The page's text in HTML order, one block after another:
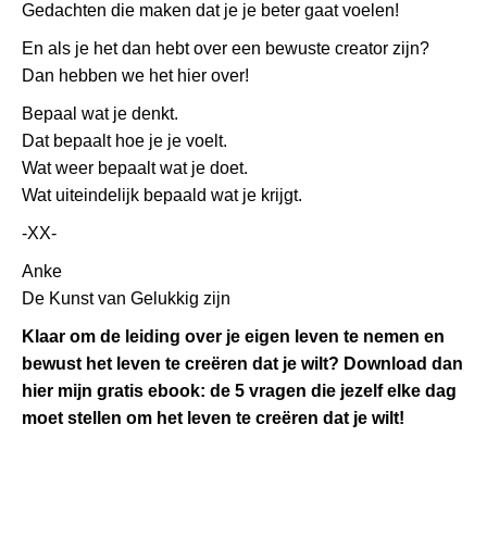
Gedachten die maken dat je je beter gaat voelen!
En als je het dan hebt over een bewuste creator zijn?
Dan hebben we het hier over!
Bepaal wat je denkt.
Dat bepaalt hoe je je voelt.
Wat weer bepaalt wat je doet.
Wat uiteindelijk bepaald wat je krijgt.
-XX-
Anke
De Kunst van Gelukkig zijn
Klaar om de leiding over je eigen leven te nemen en
bewust het leven te creëren dat je wilt? Download dan
hier mijn gratis ebook: de 5 vragen die jezelf elke dag
moet stellen om het leven te creëren dat je wilt!